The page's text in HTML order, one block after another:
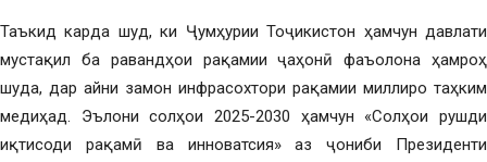
Таъкид карда шуд, ки Ҷумҳурии Тоҷикистон ҳамчун давлати
мустақил ба равандҳои рақамии ҷаҳонӣ фаъолона ҳамроҳ
шуда, дар айни замон инфрасохтори рақамии миллиро таҳким
медиҳад. Эълони солҳои 2025-2030 ҳамчун «Солҳои рушди
иқтисоди рақамӣ ва инноватсия» аз ҷониби Президенти